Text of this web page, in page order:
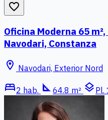
favorite_border
Oficina Moderna 65
Navodari, Constanza
location_on Navodari, Exterior Nord
bed2 hab. square_foot 64.8 m² layers Pl.